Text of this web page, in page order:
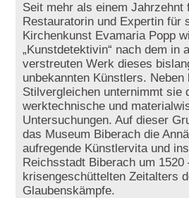
Seit mehr als einem Jahrzehnt
Restauratorin und Expertin für
Kirchenkunst Evamaria Popp
„Kunstdetektivin“ nach dem in
verstreuten Werk dieses
unbekannten Künstlers.
Stilvergleichen unternimmt sie
werktechnische und
Untersuchungen. Auf dieser
das Museum Biberach die
aufregende Künstlervita und
Reichsstadt Biberach um 1520
krisengeschüttelten Zeitalters
Glaubenskämpfe.